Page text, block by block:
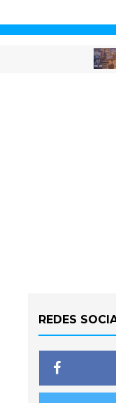
REDES